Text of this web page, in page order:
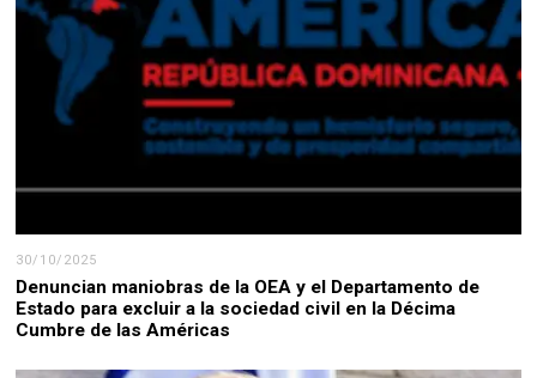
30/10/2025
Denuncian maniobras de la OEA y el Departamento de
Estado para excluir a la sociedad civil en la Décima
Cumbre de las Américas